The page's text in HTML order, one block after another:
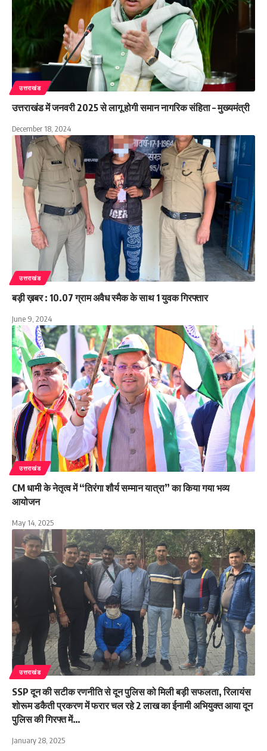
उत्तराखंड
उत्तराखंड में जनवरी 2025 से लागू होगी समान नागरिक संहिता – मुख्यमंत्री
December 18, 2024
उत्तराखंड
बड़ी ख़बर : 10.07 ग्राम अवैध स्मैक के साथ 1 युवक गिरफ्तार
June 9, 2024
उत्तराखंड
CM धामी के नेतृत्व में “तिरंगा शौर्य सम्मान यात्रा” का किया गया भव्य
आयोजन
May 14, 2025
उत्तराखंड
SSP दून की सटीक रणनीति से दून पुलिस को मिली बड़ी सफलता, रिलायंस
शोरूम डकैती प्रकरण में फरार चल रहे 2 लाख का ईनामी अभियुक्त आया दून
पुलिस की गिरफ्त में…
January 28, 2025